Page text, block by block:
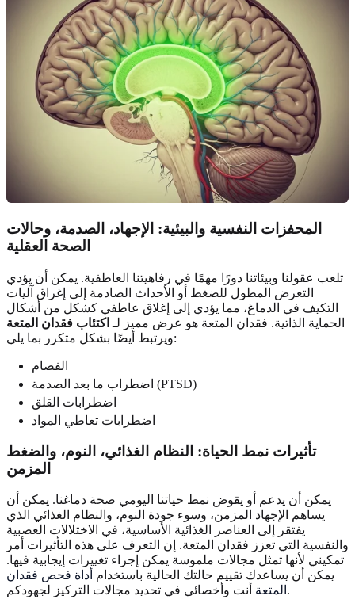
المحفزات النفسية والبيئية: الإجهاد، الصدمة، وحالات
الصحة العقلية
تلعب عقولنا وبيئاتنا دورًا مهمًا في رفاهيتنا العاطفية. يمكن أن يؤدي
التعرض المطول للضغط أو الأحداث الصادمة إلى إغراق آليات
التكيف في الدماغ، مما يؤدي إلى إغلاق عاطفي كشكل من أشكال
الحماية الذاتية. فقدان المتعة هو عرض مميز لـ اكتئاب فقدان المتعة
ويرتبط أيضًا بشكل متكرر بما يلي:
الفصام
اضطراب ما بعد الصدمة (PTSD)
اضطرابات القلق
اضطرابات تعاطي المواد
تأثيرات نمط الحياة: النظام الغذائي، النوم، والضغط
المزمن
يمكن أن يدعم أو يقوض نمط حياتنا اليومي صحة دماغنا. يمكن أن
يساهم الإجهاد المزمن، وسوء جودة النوم، والنظام الغذائي الذي
يفتقر إلى العناصر الغذائية الأساسية، في الاختلالات العصبية
والنفسية التي تعزز فقدان المتعة. إن التعرف على هذه التأثيرات أمر
تمكيني لأنها تمثل مجالات ملموسة يمكن إجراء تغييرات إيجابية فيها.
يمكن أن يساعدك تقييم حالتك الحالية باستخدام أداة فحص فقدان
المتعة أنت وأخصائي في تحديد مجالات التركيز لجهودكم.